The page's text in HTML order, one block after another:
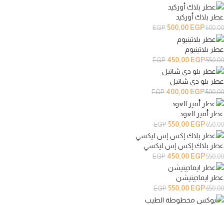
عطر بلاك أوركيد
600,00
EGP 500,00 EGP
عطر بلاتينيوم
550,00
EGP 450,00 EGP
عطر بلو دي شانيل
500,00
EGP 400,00 EGP
عطر أمير العود
650,00
EGP 550,00 EGP
عطر بلاك إكس إس ليكسي
550,00
EGP 450,00 EGP
عطر ايماجينيشن
650,00
EGP 550,00 EGP